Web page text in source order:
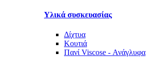
Υλικά συσκευασίας
Δίχτυα
Κουτιά
Πανί Viscose - Ανάγλυφα